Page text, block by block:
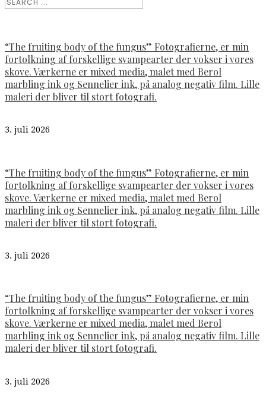
“The fruiting body of the fungus” Fotografierne, er min
fortolkning af forskellige svampearter der vokser i vores
skove. Værkerne er mixed media, malet med Berol
marbling ink og Sennelier ink, på analog negativ film. Lille
maleri der bliver til stort fotografi.
3. juli 2026
“The fruiting body of the fungus” Fotografierne, er min
fortolkning af forskellige svampearter der vokser i vores
skove. Værkerne er mixed media, malet med Berol
marbling ink og Sennelier ink, på analog negativ film. Lille
maleri der bliver til stort fotografi.
3. juli 2026
“The fruiting body of the fungus” Fotografierne, er min
fortolkning af forskellige svampearter der vokser i vores
skove. Værkerne er mixed media, malet med Berol
marbling ink og Sennelier ink, på analog negativ film. Lille
maleri der bliver til stort fotografi.
3. juli 2026